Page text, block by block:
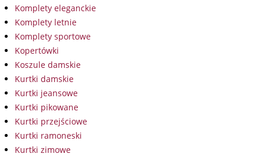
Komplety eleganckie
Komplety letnie
Komplety sportowe
Kopertówki
Koszule damskie
Kurtki damskie
Kurtki jeansowe
Kurtki pikowane
Kurtki przejściowe
Kurtki ramoneski
Kurtki zimowe